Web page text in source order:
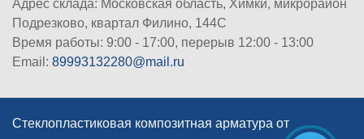
Адрес склада: Московская область, Химки, микрорайон
Подрезково, квартал Филино, 144С
Время работы: 9:00 - 17:00, перерыв 12:00 - 13:00
Email: 89993132280@mail.ru
Стеклопластиковая композитная арматура от